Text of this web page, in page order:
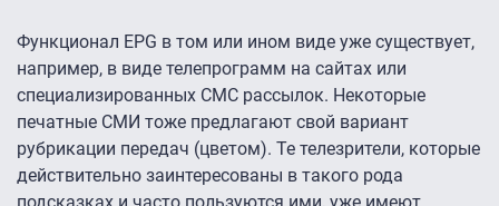
Функционал EPG в том или ином виде уже существует,
например, в виде телепрограмм на сайтах или
специализированных СМС рассылок. Некоторые
печатные СМИ тоже предлагают свой вариант
рубрикации передач (цветом). Те телезрители, которые
действительно заинтересованы в такого рода